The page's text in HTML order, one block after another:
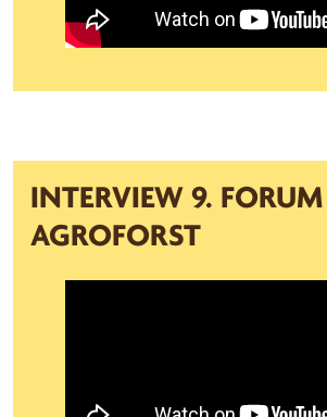
INTERVIEW 9. FORUM
AGROFORST